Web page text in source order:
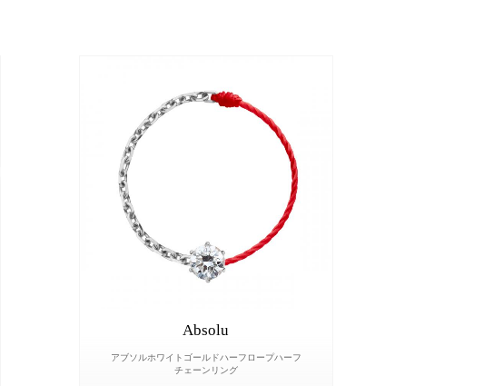
Absolu
アブソルホワイトゴールドハーフロープハーフ
チェーンリング